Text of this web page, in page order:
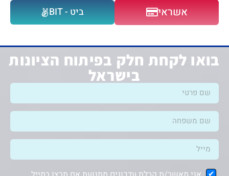
אשראי ביט - BIT
בואו לקחת חלק בפיתוח הציונות
בישראל